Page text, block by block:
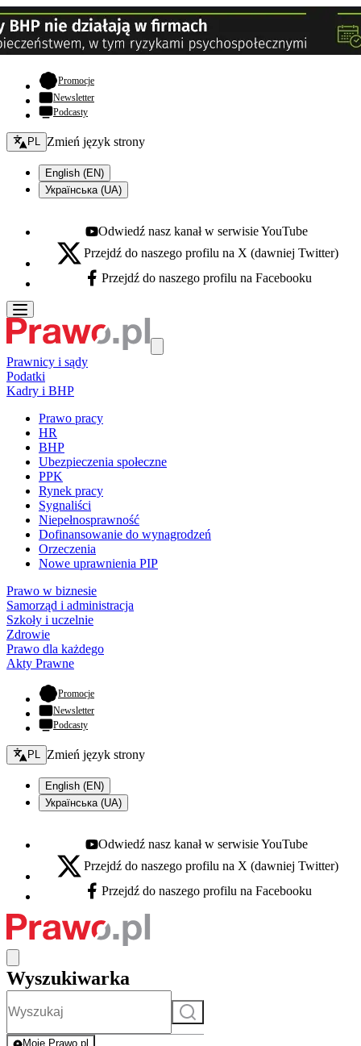
Promocje- otwiera się w nowej karcie
Newsletter
Podcasty
Zmień język - bieżący:
PL Zmień język strony
English (EN)
Українська (UA)
Youtube - otwiera się w nowej karcie
Odwiedź nasz kanał w serwisie YouTube
X - otwiera się w nowej karcie
Przejdź do naszego profilu na X (dawniej Twitter)
Facebook - otwiera się w nowej karcie
Przejdź do naszego profilu na Facebooku
Prawnicy i sądy
Podatki
Kadry i BHP
Prawo pracy
HR
BHP
Ubezpieczenia społeczne
PPK
Rynek pracy
Sygnaliści
Niepełnosprawność
Dofinansowanie do wynagrodzeń
Orzeczenia
Nowe uprawnienia PIP
Prawo w biznesie
Samorząd i administracja
Szkoły i uczelnie
Zdrowie
Prawo dla każdego
Akty Prawne
Promocje- otwiera się w nowej karcie
Newsletter
Podcasty
Zmień język - bieżący:
PL Zmień język strony
English (EN)
Українська (UA)
Youtube - otwiera się w nowej karcie
Odwiedź nasz kanał w serwisie YouTube
X - otwiera się w nowej karcie
Przejdź do naszego profilu na X (dawniej Twitter)
Facebook - otwiera się w nowej karcie
Przejdź do naszego profilu na Facebooku
Wyszukiwarka
Szukaj
Moje Prawo.pl